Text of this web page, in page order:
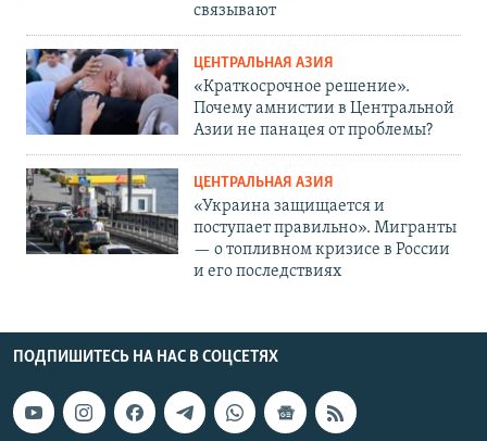
связывают
ЦЕНТРАЛЬНАЯ АЗИЯ
«Краткосрочное решение».
Почему амнистии в Центральной
Азии не панацея от проблемы?
ЦЕНТРАЛЬНАЯ АЗИЯ
«Украина защищается и
поступает правильно». Мигранты
— о топливном кризисе в России
и его последствиях
ПОДПИШИТЕСЬ НА НАС В СОЦСЕТЯХ